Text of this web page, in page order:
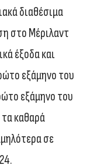
διαθέσιμα
στο Μέριλαντ
έξοδα και
εξάμηνο του
εξάμηνο του
καθαρά
σε